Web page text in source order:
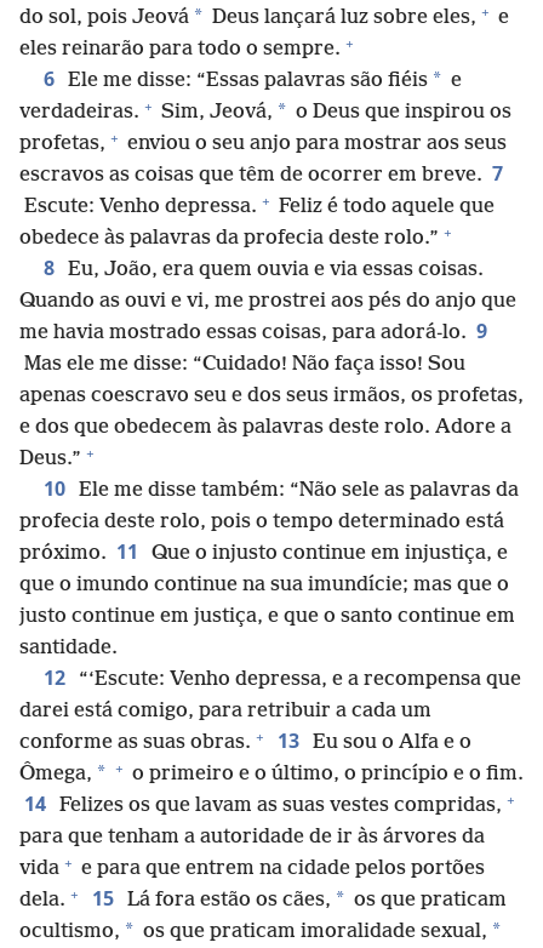
do sol, pois Jeová * Deus lançará luz sobre eles, + e
eles reinarão para todo o sempre. +
6 Ele me disse: “Essas palavras são fiéis * e
verdadeiras. + Sim, Jeová, * o Deus que inspirou os
profetas, + enviou o seu anjo para mostrar aos seus
escravos as coisas que têm de ocorrer em breve. 7
Escute: Venho depressa. + Feliz é todo aquele que
obedece às palavras da profecia deste rolo.” +
8 Eu, João, era quem ouvia e via essas coisas.
Quando as ouvi e vi, me prostrei aos pés do anjo que
me havia mostrado essas coisas, para adorá-lo. 9
Mas ele me disse: “Cuidado! Não faça isso! Sou
apenas coescravo seu e dos seus irmãos, os profetas,
e dos que obedecem às palavras deste rolo. Adore a
Deus.” +
10 Ele me disse também: “Não sele as palavras da
profecia deste rolo, pois o tempo determinado está
próximo. 11
Que o injusto continue em injustiça, e
que o imundo continue na sua imundície; mas que o
justo continue em justiça, e que o santo continue em
santidade.
12
“‘Escute: Venho depressa, e a recompensa que
darei está comigo, para retribuir a cada um
conforme as suas obras. + 13 Eu sou o Alfa e o
Ômega, * + o primeiro e o último, o princípio e o fim.
14 Felizes os que lavam as suas vestes compridas, +
para que tenham a autoridade de ir às árvores da
vida + e para que entrem na cidade pelos portões
dela. + 15 Lá fora estão os cães, * os que praticam
ocultismo, * os que praticam imoralidade sexual, *